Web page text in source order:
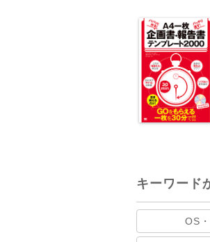
キーワード
OS